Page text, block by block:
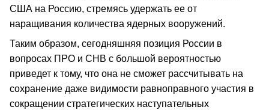
США на Россию, стремясь удержать ее от
наращивания количества ядерных вооружений.
Таким образом, сегодняшняя позиция России в
вопросах ПРО и СНВ с большой вероятностью
приведет к тому, что она не сможет рассчитывать на
сохранение даже видимости равноправного участия в
сокращении стратегических наступательных